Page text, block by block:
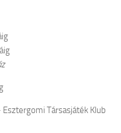
Társasjáték Klub